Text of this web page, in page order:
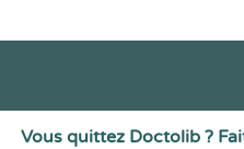
Vous quittez Doctolib ?